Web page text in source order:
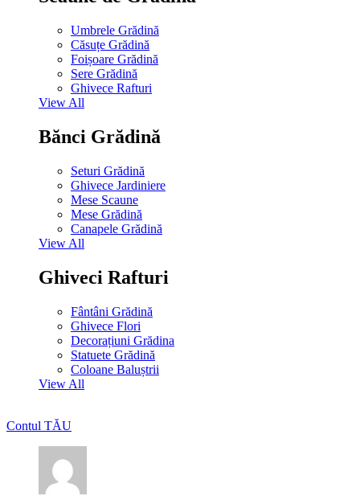
Umbrele Grădină
Căsuțe Grădină
Foișoare Grădină
Sere Grădină
Ghivece Rafturi
View All
Bănci Grădină
Seturi Grădină
Ghivece Jardiniere
Mese Scaune
Mese Grădină
Canapele Grădină
View All
Ghiveci Rafturi
Fântâni Grădină
Ghivece Flori
Decorațiuni Grădina
Statuete Grădină
Coloane Baluștrii
View All
Contul TĂU